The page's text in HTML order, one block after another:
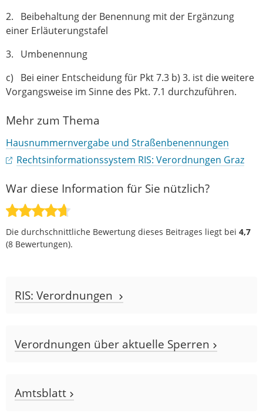
2. Beibehaltung der Benennung mit der Ergänzung
einer Erläuterungstafel
3. Umbenennung
c) Bei einer Entscheidung für Pkt 7.3 b) 3. ist die weitere
Vorgangsweise im Sinne des Pkt. 7.1 durchzuführen.
Mehr zum Thema
Hausnummernvergabe und Straßenbenennungen
Rechtsinformationssystem RIS: Verordnungen Graz
War diese Information für Sie nützlich?
Die durchschnittliche Bewertung dieses Beitrages liegt bei 4,7
(8 Bewertungen).
RIS: Verordnungen
Verordnungen über aktuelle Sperren
Amtsblatt